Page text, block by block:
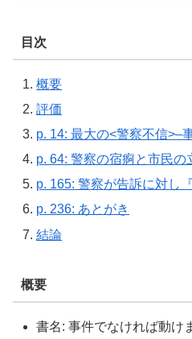
目次
概要
評価
p. 14: 最大の<警察不信>–
p. 64: 警察の宿痾と市民の
p. 165: 警察が告訴に対し
p. 236: あとがき
結論
概要
書名: 事件でなければ動